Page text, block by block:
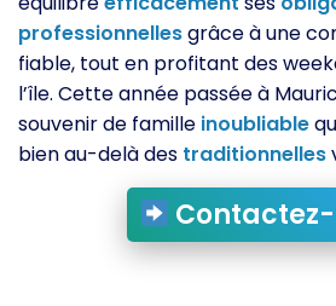
professionnellesgrâce à une
fiable, tout en profitant des
l’île. Cette année passée à
souvenir de famille inoubliable
bien au-delà des traditionnelles